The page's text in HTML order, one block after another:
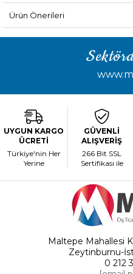
Ürün Önerileri
UYGUN KARGO
ÜCRETİ
Türkiye'nin Her
Yerine
GÜVENLİ
ALIŞVERİŞ
266 Bit SSL
Sertifikası ile
Maltepe Mahallesi
Zeytinburnu-
0 212